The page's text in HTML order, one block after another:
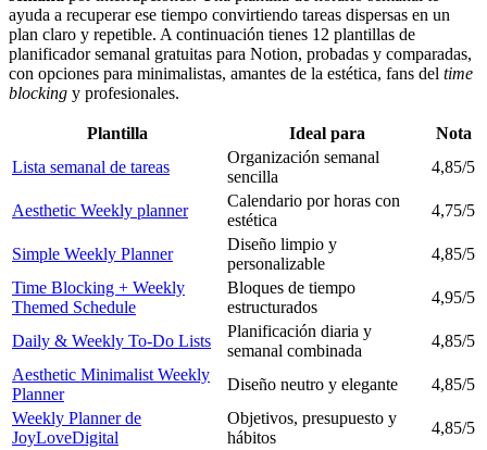
ayuda a recuperar ese tiempo convirtiendo tareas dispersas en un
plan claro y repetible. A continuación tienes 12 plantillas de
planificador semanal gratuitas para Notion, probadas y comparadas,
con opciones para minimalistas, amantes de la estética, fans del time
blocking y profesionales.
Plantilla Ideal para
Nota
Lista semanal de tareas
Organización semanal
sencilla
4,85/5
Aesthetic Weekly planner
Calendario por horas con
estética
4,75/5
Simple Weekly Planner
Diseño limpio y
personalizable
4,85/5
Time Blocking + Weekly
Themed Schedule
Bloques de tiempo
estructurados
4,95/5
Daily & Weekly To-Do Lists
Planificación diaria y
semanal combinada
4,85/5
Aesthetic Minimalist Weekly
Planner
Diseño neutro y elegante
4,85/5
Weekly Planner de
JoyLoveDigital
Objetivos, presupuesto y
hábitos
4,85/5